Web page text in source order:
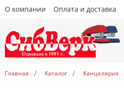
О компании Оплата и доставка
Главная Каталог Канцелярия